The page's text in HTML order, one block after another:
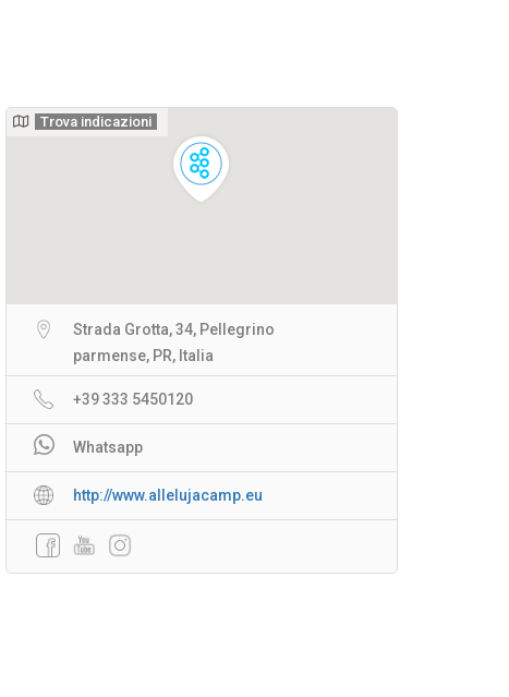
Trova indicazioni
Strada Grotta, 34, Pellegrino
parmense, PR, Italia
+39 333 5450120
Whatsapp
http://www.allelujacamp.eu